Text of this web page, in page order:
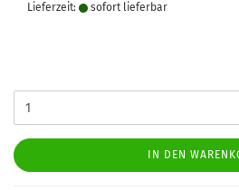
Lieferzeit: sofort lie­fer­bar
IN DEN